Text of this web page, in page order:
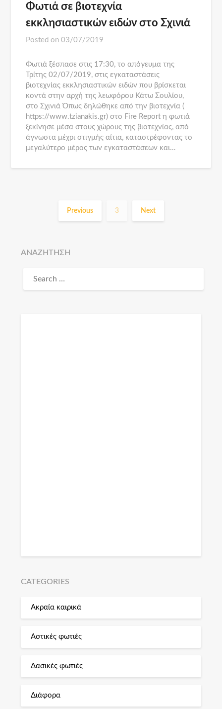
Φωτιά σε βιοτεχνία
εκκλησιαστικών ειδών στο Σχινιά
Posted on03/07/2019
Φωτιά ξέσπασε στις 17:30, το απόγευμα της
Τρίτης 02/07/2019, στις εγκαταστάσεις
βιοτεχνίας εκκλησιαστικών ειδών που βρίσκεται
κοντά στην αρχή της λεωφόρου Κάτω Σουλίου,
στο Σχινιά Όπως δηλώθηκε από την βιοτεχνία (
https://www.tzianakis.gr) στο Fire Report η φωτιά
ξεκίνησε μέσα στους χώρους της βιοτεχνίας, από
άγνωστα μέχρι στιγμής αίτια, καταστρέφοντας το
μεγαλύτερο μέρος των εγκαταστάσεων και…
Previous 3 Next
ΑΝΑΖΗΤΗΣΗ
CATEGORIES
Ακραία καιρικά
Αστικές φωτιές
Δασικές φωτιές
Διάφορα